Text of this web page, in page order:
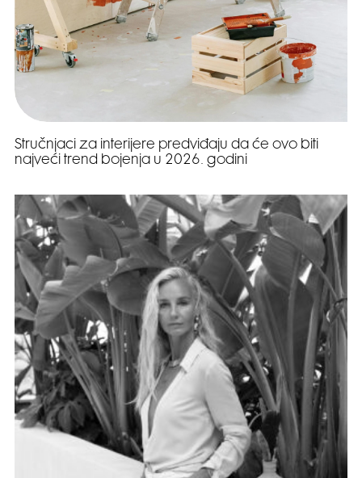
Stručnjaci za interijere predviđaju da će ovo biti
najveći trend bojenja u 2026. godini